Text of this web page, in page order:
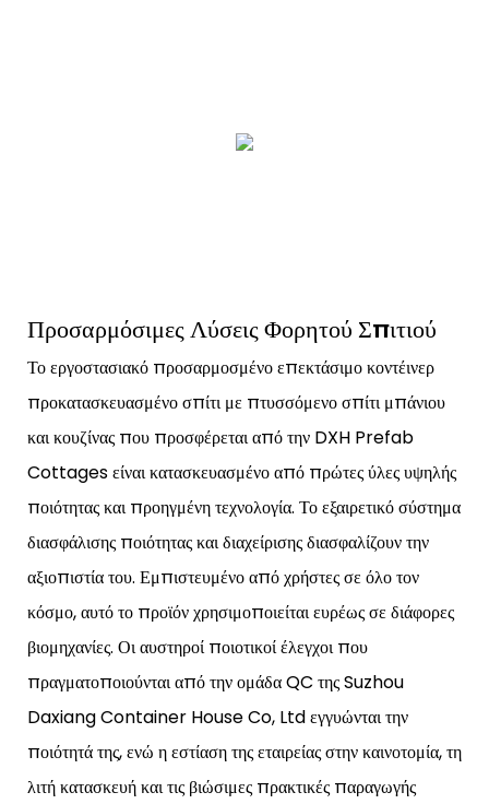
Προσαρμόσιμες Λύσεις Φορητού Σπιτιού
Το εργοστασιακό προσαρμοσμένο επεκτάσιμο κοντέινερ
προκατασκευασμένο σπίτι με πτυσσόμενο σπίτι μπάνιου
και κουζίνας που προσφέρεται από την DXH Prefab
Cottages είναι κατασκευασμένο από πρώτες ύλες υψηλής
ποιότητας και προηγμένη τεχνολογία. Το εξαιρετικό σύστημα
διασφάλισης ποιότητας και διαχείρισης διασφαλίζουν την
αξιοπιστία του. Εμπιστευμένο από χρήστες σε όλο τον
κόσμο, αυτό το προϊόν χρησιμοποιείται ευρέως σε διάφορες
βιομηχανίες. Οι αυστηροί ποιοτικοί έλεγχοι που
πραγματοποιούνται από την ομάδα QC της Suzhou
Daxiang Container House Co, Ltd εγγυώνται την
ποιότητά της, ενώ η εστίαση της εταιρείας στην καινοτομία, τη
λιτή κατασκευή και τις βιώσιμες πρακτικές παραγωγής